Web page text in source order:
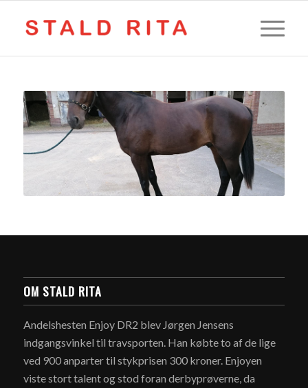
OM STALD RITA
Andelshesten Enjoy DR2 blev Jørgen Jensens
indgangsvinkel til travsporten. Han købte to af de lige
ved 900 anparter til stykprisen 300 kroner. Enjoyen
viste stort talent og stod foran derbyprøverne, da